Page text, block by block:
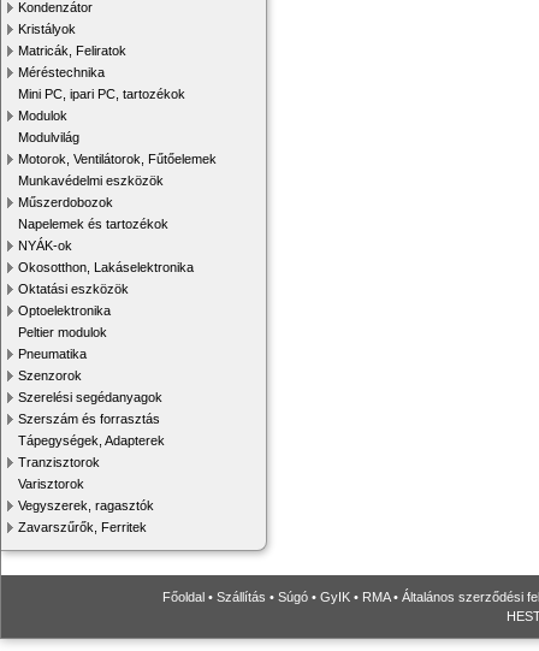
Kondenzátor
Kristályok
Matricák, Feliratok
Méréstechnika
Mini PC, ipari PC, tartozékok
Modulok
Modulvilág
Motorok, Ventilátorok, Fűtőelemek
Munkavédelmi eszközök
Műszerdobozok
Napelemek és tartozékok
NYÁK-ok
Okosotthon, Lakáselektronika
Oktatási eszközök
Optoelektronika
Peltier modulok
Pneumatika
Szenzorok
Szerelési segédanyagok
Szerszám és forrasztás
Tápegységek, Adapterek
Tranzisztorok
Varisztorok
Vegyszerek, ragasztók
Zavarszűrők, Ferritek
Főoldal • Szállítás • Súgó • GyIK • RMA• Általános szerződési